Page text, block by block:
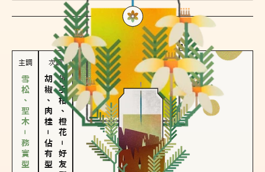
對方的主調蠟燭是...
主調
雪松、聖木－務實型
次調
胡椒、肉桂
－
佔有型
佛手柑、橙花
－
好友型